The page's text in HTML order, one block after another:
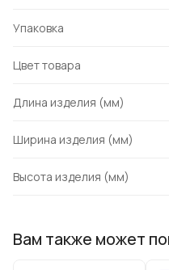
Упаковка
Цвет товара
Длина изделия (мм)
Ширина изделия (мм)
Высота изделия (мм)
Вам также может